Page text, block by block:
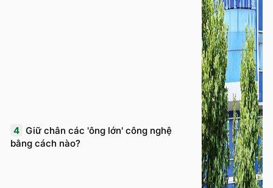
4 Giữ chân các 'ông lớn' công nghệ
bằng cách nào?